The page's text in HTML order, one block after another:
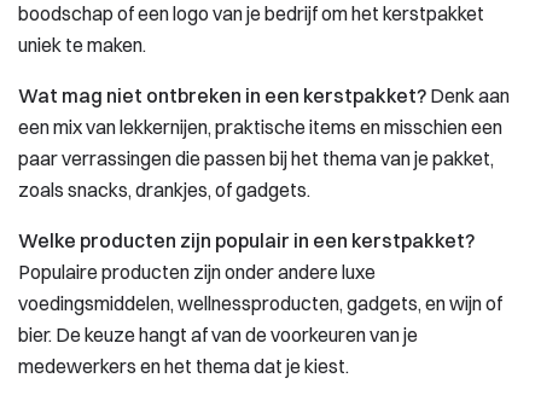
boodschap of een logo van je bedrijf om het kerstpakket
uniek te maken.
Wat mag niet ontbreken in een kerstpakket? Denk aan
een mix van lekkernijen, praktische items en misschien een
paar verrassingen die passen bij het thema van je pakket,
zoals snacks, drankjes, of gadgets.
Welke producten zijn populair in een kerstpakket?
Populaire producten zijn onder andere luxe
voedingsmiddelen, wellnessproducten, gadgets, en wijn of
bier. De keuze hangt af van de voorkeuren van je
medewerkers en het thema dat je kiest.